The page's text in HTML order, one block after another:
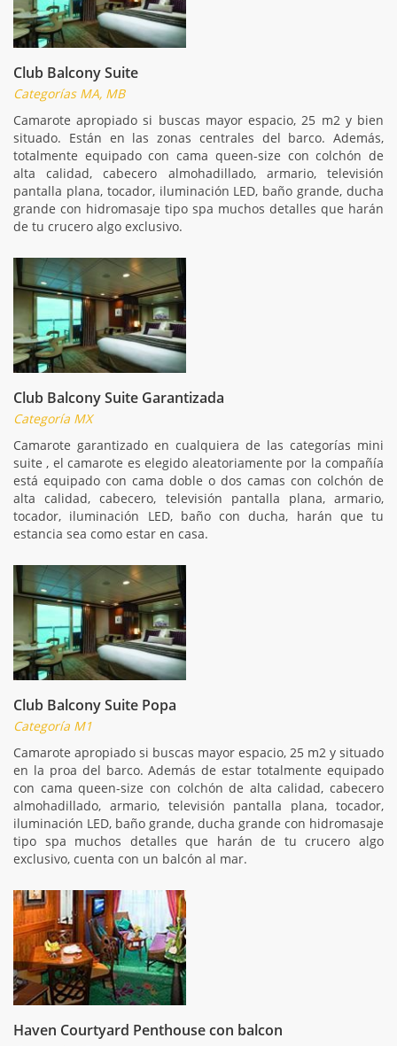
Club Balcony Suite
Categorías MA, MB
Camarote apropiado si buscas mayor espacio, 25 m2 y bien
situado. Están en las zonas centrales del barco. Además,
totalmente equipado con cama queen-size con colchón de
alta calidad, cabecero almohadillado, armario, televisión
pantalla plana, tocador, iluminación LED, baño grande, ducha
grande con hidromasaje tipo spa muchos detalles que harán
de tu crucero algo exclusivo.
Club Balcony Suite Garantizada
Categoría MX
Camarote garantizado en cualquiera de las categorías mini
suite , el camarote es elegido aleatoriamente por la compañía
está equipado con cama doble o dos camas con colchón de
alta calidad, cabecero, televisión pantalla plana, armario,
tocador, iluminación LED, baño con ducha, harán que tu
estancia sea como estar en casa.
Club Balcony Suite Popa
Categoría M1
Camarote apropiado si buscas mayor espacio, 25 m2 y situado
en la proa del barco. Además de estar totalmente equipado
con cama queen-size con colchón de alta calidad, cabecero
almohadillado, armario, televisión pantalla plana, tocador,
iluminación LED, baño grande, ducha grande con hidromasaje
tipo spa muchos detalles que harán de tu crucero algo
exclusivo, cuenta con un balcón al mar.
Haven Courtyard Penthouse con balcon